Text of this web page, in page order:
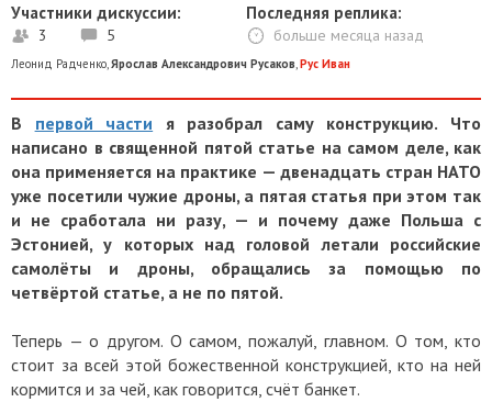
Участники дискуссии:
3 5
Последняя реплика:
больше месяца назад
Леонид Радченко Ярослав Александрович Русаков Рус Иван
В первой части я разобрал саму конструкцию. Что
написано в священной пятой статье на самом деле, как
она применяется на практике — двенадцать стран НАТО
уже посетили чужие дроны, а пятая статья при этом так
и не сработала ни разу, — и почему даже Польша с
Эстонией, у которых над головой летали российские
самолёты и дроны, обращались за помощью по
четвёртой статье, а не по пятой.
Теперь — о другом. О самом, пожалуй, главном. О том, кто
стоит за всей этой божественной конструкцией, кто на ней
кормится и за чей, как говорится, счёт банкет.